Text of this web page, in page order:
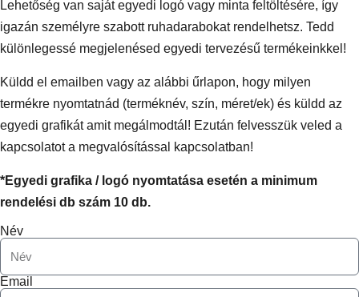
Lehetőség van saját egyedi logó vagy minta feltöltésére, így
igazán személyre szabott ruhadarabokat rendelhetsz. Tedd
különlegessé megjelenésed egyedi tervezésű termékeinkkel!
Küldd el emailben vagy az alábbi űrlapon, hogy milyen
termékre nyomtatnád (terméknév, szín, méret/ek) és küldd az
egyedi grafikát amit megálmodtál! Ezután felvesszük veled a
kapcsolatot a megvalósítással kapcsolatban!
*Egyedi grafika / logó nyomtatása esetén a minimum
rendelési db szám 10 db.
Név
Email